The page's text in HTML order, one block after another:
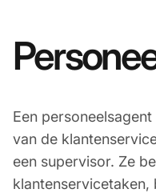
Een
van de
een supervisor. Ze
klantenservicetaken,